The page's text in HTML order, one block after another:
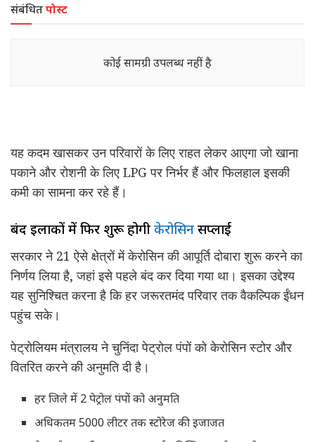
संबंधितपोस्ट
कोई सामग्री उपलब्ध नहीं है
यह कदम खासकर उन परिवारों के लिए राहत लेकर आएगा जो खाना
पकाने और रोशनी के लिए LPG पर निर्भर हैं और फिलहाल इसकी
कमी का सामना कर रहे हैं।
बंद इलाकों में फिर शुरू होगीकेरोसिनसप्लाई
सरकार ने 21 ऐसे क्षेत्रों में केरोसिन की आपूर्ति दोबारा शुरू करने का
निर्णय लिया है, जहां इसे पहले बंद कर दिया गया था। इसका उद्देश्य
यह सुनिश्चित करना है कि हर जरूरतमंद परिवार तक वैकल्पिक ईंधन
पहुंच सके।
पेट्रोलियम मंत्रालय ने चुनिंदा पेट्रोल पंपों को केरोसिन स्टोर और
वितरित करने की अनुमति दी है।
हर जिले में 2 पेट्रोल पंपों को अनुमति
अधिकतम 5000 लीटर तक स्टोरेज की इजाजत